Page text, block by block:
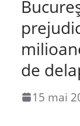
de
15 mai